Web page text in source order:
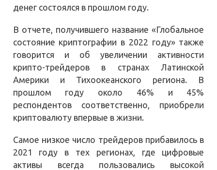
денег состоялся в прошлом году.
В отчете, получившего название «Глобальное
состояние криптографии в 2022 году» также
говорится и об увеличении активности
крипто-трейдеров в странах Латинской
Америки и Тихоокеанского региона. В
прошлом году около 46% и 45%
респондентов соответственно, приобрели
криптовалюту впервые в жизни.
Самое низкое число трейдеров прибавилось в
2021 году в тех регионах, где цифровые
активы всегда пользовались высокой